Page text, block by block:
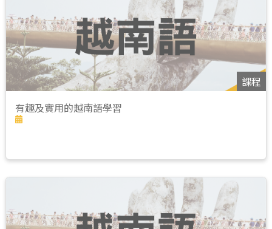
課程
有趣及實用的越南語學習